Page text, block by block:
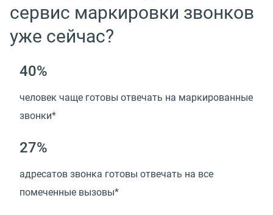
сервис маркировки звонков
уже сейчас?
40%
человек чаще готовы отвечать на маркированные
звонки*
27%
адресатов звонка готовы отвечать на все
помеченные вызовы*